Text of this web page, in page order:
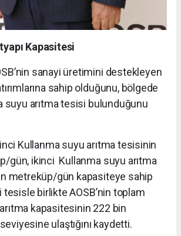
Kapasitesi
sanayi üretimini destekleyen
sahip olduğunu, bölgede
suyu arıtma tesisi bulunduğunu
Kullanma suyu arıtma tesisinin
gün, ikinci Kullanma suyu arıtma
metreküp/gün kapasiteye sahip
tesisle birlikte AOSB’nin toplam
kapasitesinin 222 bin
ulaştığını kaydetti.